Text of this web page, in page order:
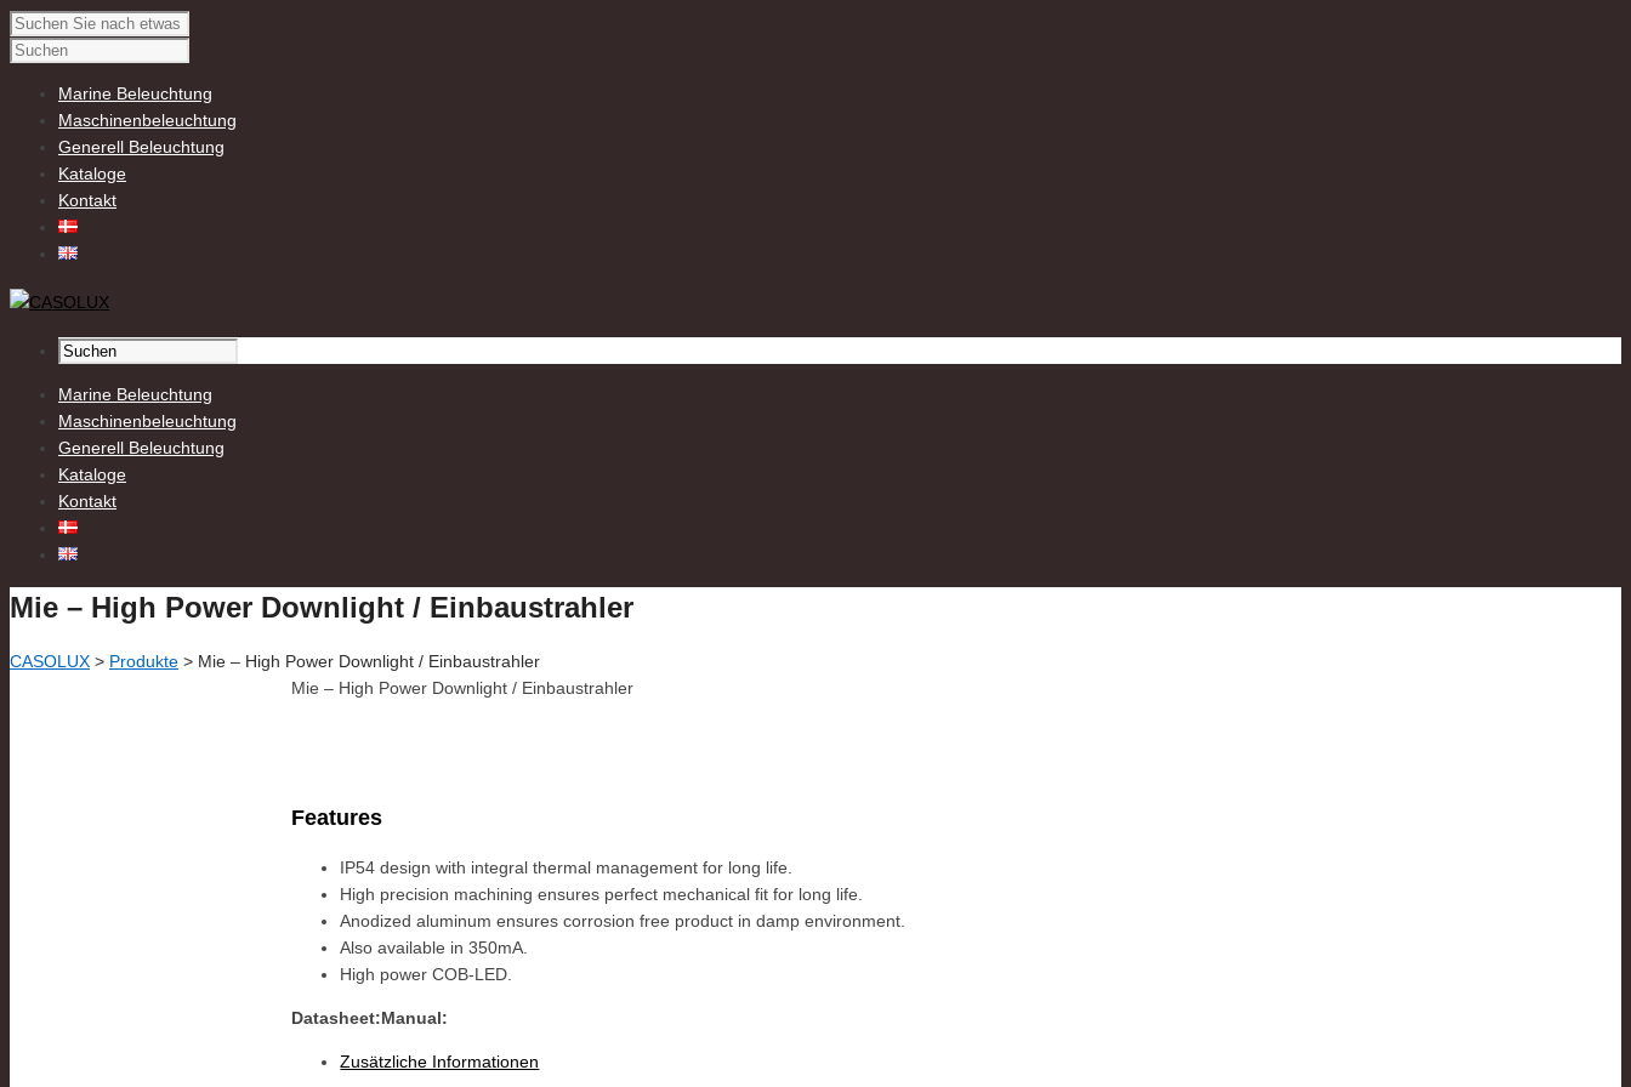
Marine Beleuchtung
Maschinenbeleuchtung
Generell Beleuchtung
Kataloge
Kontakt
Marine Beleuchtung
Maschinenbeleuchtung
Generell Beleuchtung
Kataloge
Kontakt
Mie – High Power Downlight / Einbaustrahler
CASOLUX > Produkte > Mie – High Power Downlight / Einbaustrahler
Mie – High Power Downlight / Einbaustrahler
Features
IP54 design with integral thermal management for long life.
High precision machining ensures perfect mechanical fit for long life.
Anodized aluminum ensures corrosion free product in damp environment.
Also available in 350mA.
High power COB-LED.
Datasheet:Manual:
Zusätzliche Informationen